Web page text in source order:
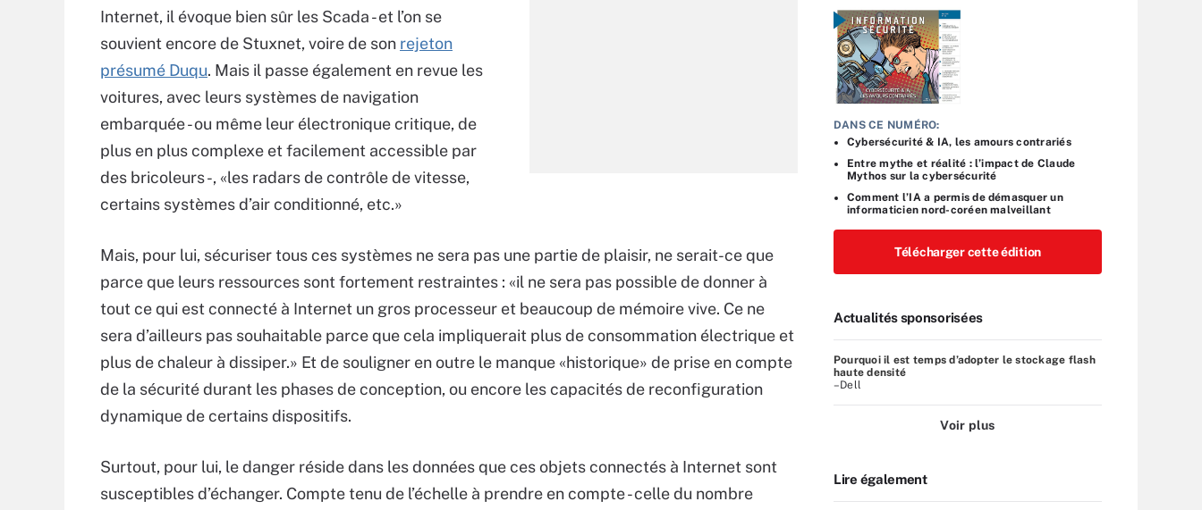
Internet, il évoque bien sûr les Scada - et l’on se
souvient encore de Stuxnet, voire de son rejeton
présumé Duqu. Mais il passe également en revue les
voitures, avec leurs systèmes de navigation
embarquée - ou même leur électronique critique, de
plus en plus complexe et facilement accessible par
des bricoleurs -, «les radars de contrôle de vitesse,
certains systèmes d’air conditionné, etc.»
Mais, pour lui, sécuriser tous ces systèmes ne sera pas une partie de plaisir, ne serait-ce que
parce que leurs ressources sont fortement restraintes : «il ne sera pas possible de donner à
tout ce qui est connecté à Internet un gros processeur et beaucoup de mémoire vive. Ce ne
sera d’ailleurs pas souhaitable parce que cela impliquerait plus de consommation électrique et
plus de chaleur à dissiper.» Et de souligner en outre le manque «historique» de prise en compte
de la sécurité durant les phases de conception, ou encore les capacités de reconfiguration
dynamique de certains dispositifs.
Surtout, pour lui, le danger réside dans les données que ces objets connectés à Internet sont
susceptibles d’échanger. Compte tenu de l’échelle à prendre en compte - celle du nombre
DANS CE NUMÉRO:
Cybersécurité & IA, les amours contrariés
Entre mythe et réalité : l’impact de Claude
Mythos sur la cybersécurité
Comment l’IA a permis de démasquer un
informaticien nord-coréen malveillant
Télécharger cette édition
Actualités sponsorisées
Pourquoi il est temps d’adopter le stockage flash
haute densité
–Dell
Voir plus
Lire également